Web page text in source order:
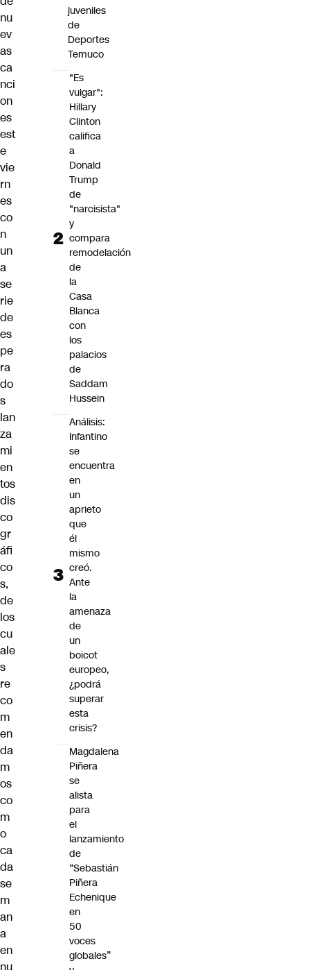
nu
ev
as
ca
nci
on
es
est
e
vie
rn
es
co
n
un
a
se
rie
de
es
pe
ra
do
s
lan
za
mi
en
tos
dis
co
gr
áfi
co
s,
de
los
cu
ale
s
re
co
m
en
da
m
os
co
m
o
ca
da
se
m
an
a
en
nu
juveniles
de
Deportes
Temuco
"Es
vulgar":
Hillary
Clinton
califica
a
Donald
Trump
de
"narcisista"
y
compara
remodelación
de
la
Casa
Blanca
con
los
palacios
de
Saddam
Hussein
Análisis:
Infantino
se
encuentra
en
un
aprieto
que
él
mismo
creó.
Ante
la
amenaza
de
un
boicot
europeo,
¿podrá
superar
esta
crisis?
Magdalena
Piñera
se
alista
para
el
lanzamiento
de
“Sebastián
Piñera
Echenique
en
50
voces
globales”